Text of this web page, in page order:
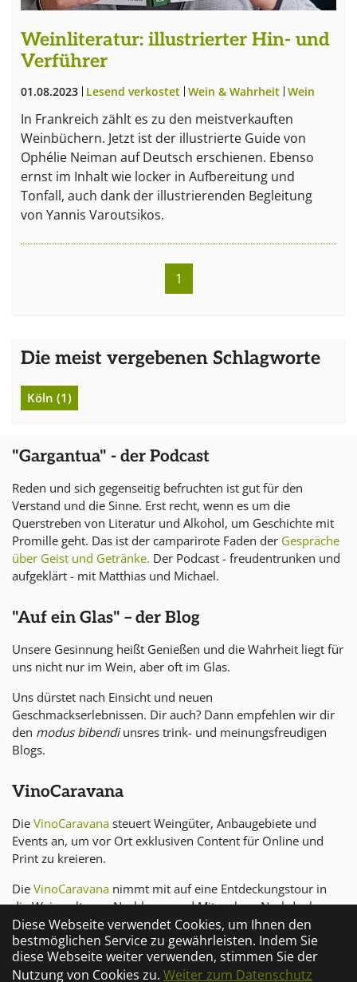
Diese Webseite verwendet Cookies, um Ihnen den
bestmöglichen Service zu gewährleisten. Indem Sie
diese Webseite weiter verwenden, stimmen Sie der
Nutzung von Cookies zu. Weiter zum Datenschutz
Weinliteratur: illustrierter Hin- und
Verführer
01.08.2023 Lesend verkostet Wein & Wahrheit Wein
In Frankreich zählt es zu den meistverkauften
Weinbüchern. Jetzt ist der illustrierte Guide von
Ophélie Neiman auf Deutsch erschienen. Ebenso
ernst im Inhalt wie locker in Aufbereitung und
Tonfall, auch dank der illustrierenden Begleitung
von Yannis Varoutsikos.
1
Die meist vergebenen Schlagworte
Köln (1)
"Gargantua" - der Podcast
Reden und sich gegenseitig befruchten ist gut für den
Verstand und die Sinne. Erst recht, wenn es um die
Querstreben von Literatur und Alkohol, um Geschichte mit
Promille geht. Das ist der camparirote Faden der Gespräche
über Geist und Getränke. Der Podcast - freudentrunken und
aufgeklärt - mit Matthias und Michael.
"Auf ein Glas" – der Blog
Unsere Gesinnung heißt Genießen und die Wahrheit liegt für
uns nicht nur im Wein, aber oft im Glas.
Uns dürstet nach Einsicht und neuen
Geschmackserlebnissen. Dir auch? Dann empfehlen wir dir
den modus bibendiunsres trink- und meinungsfreudigen
Blogs.
VinoCaravana
Die VinoCaravana steuert Weingüter, Anbaugebiete und
Events an, um vor Ort exklusiven Content für Online und
Print zu kreieren.
Die VinoCaravana nimmt mit auf eine Entdeckungstour in
die Weinwelt zum Nachlesen und Mitgucken, Nachdenken
und Mittrinken.